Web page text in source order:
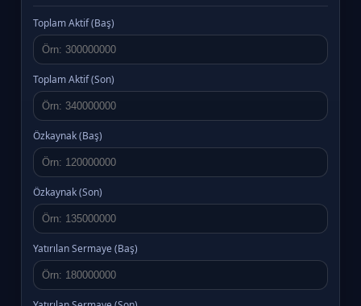
Toplam Aktif (Baş)
Toplam Aktif (Son)
Özkaynak (Baş)
Özkaynak (Son)
Yatırılan Sermaye (Baş)